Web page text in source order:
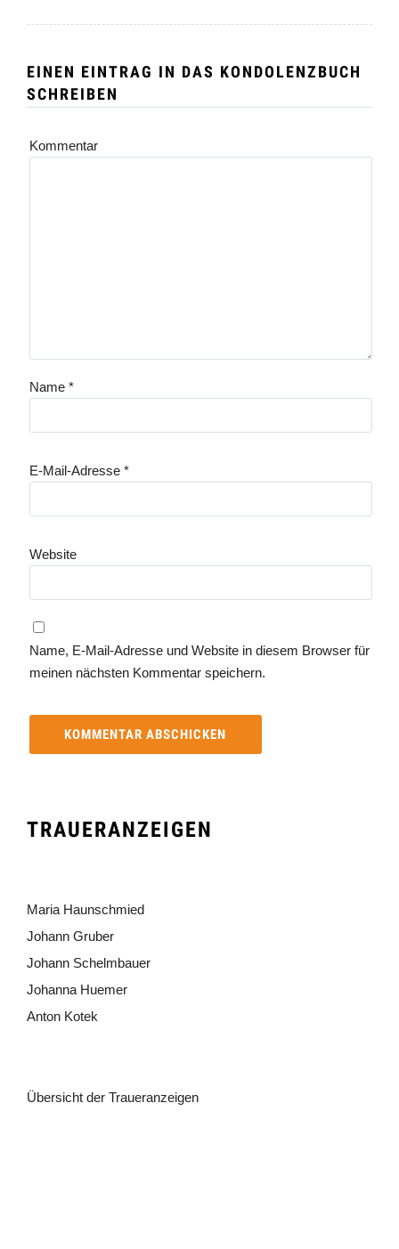
EINEN EINTRAG IN DAS KONDOLENZBUCH
SCHREIBEN
Kommentar
Name *
E-Mail-Adresse *
Website
Name, E-Mail-Adresse und Website in diesem Browser für
meinen nächsten Kommentar speichern.
TRAUERANZEIGEN
Maria Haunschmied
Johann Gruber
Johann Schelmbauer
Johanna Huemer
Anton Kotek
Übersicht der Traueranzeigen